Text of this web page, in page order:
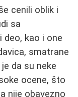
cenili oblik i
sa
deo, kao i one
smatrane
da su neke
ocene, što
nije obavezno